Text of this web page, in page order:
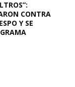
CONTRA
Y SE